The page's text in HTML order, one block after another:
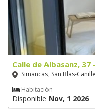
Calle de Albasanz,
Simancas, San Blas-
Habitación
Disponible Nov, 1 2026